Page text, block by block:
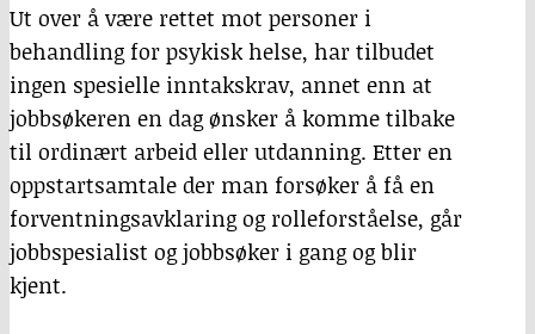
Ut over å være rettet mot personer i
behandling for psykisk helse, har tilbudet
ingen spesielle inntakskrav, annet enn at
jobbsøkeren en dag ønsker å komme tilbake
til ordinært arbeid eller utdanning. Etter en
oppstartsamtale der man forsøker å få en
forventningsavklaring og rolleforståelse, går
jobbspesialist og jobbsøker i gang og blir
kjent.